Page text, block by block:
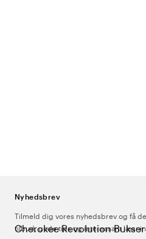
Cherokee Revolution Bukser
Nyhedsbrev
Tilmeld dig vores nyhedsbrev og få
tilbud, gode tips og interessant